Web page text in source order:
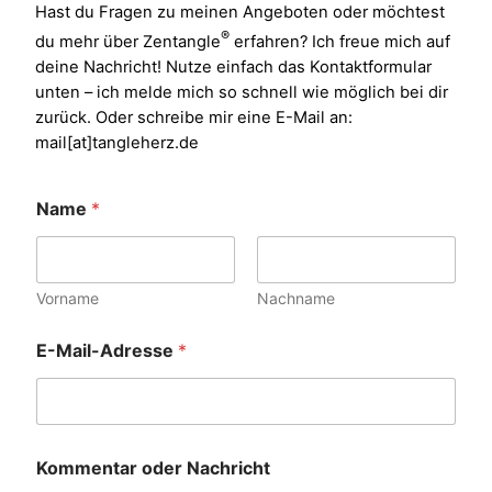
Hast du Fragen zu meinen Angeboten oder möchtest
du mehr über Zentangle® erfahren? Ich freue mich auf
deine Nachricht! Nutze einfach das Kontaktformular
unten – ich melde mich so schnell wie möglich bei dir
zurück. Oder schreibe mir eine E-Mail an:
mail[at]tangleherz.de
Name *
Vorname Nachname
-
M
i
-
A
E-Mail-Adresse *
Kommentar oder Nachricht